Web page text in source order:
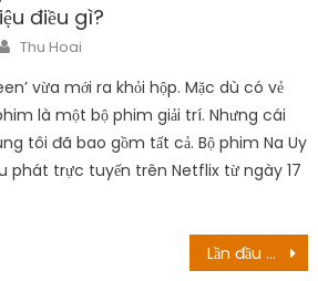
điều gì?
Author
Thu Hoai
vừa mới ra khỏi hộp. Mặc dù có vẻ
là một bộ phim giải trí. Nhưng cái
tôi đã bao gồm tất cả. Bộ phim Na Uy
phát trực tuyến trên Netflix từ ngày 17
Lần đầu đóng cảnh nóng, Diễm Hương bị đạo diễn chê “hèn” trong cảnh hôn với Bình An